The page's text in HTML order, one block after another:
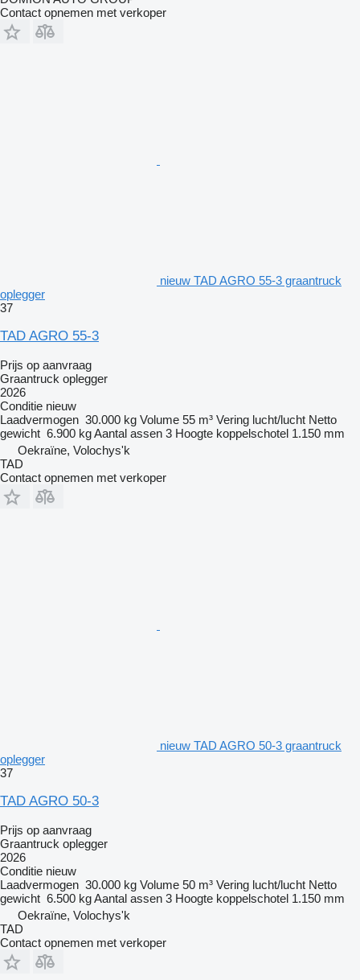
Contact opnemen met verkoper
nieuw TAD AGRO 55-3 graantruck
oplegger
37
TAD AGRO 55-3
Prijs op aanvraag
Graantruck oplegger
2026
Conditie nieuw
Laadvermogen 30.000 kg Volume 55 m³ Vering lucht/lucht Netto
gewicht 6.900 kgAantal assen 3 Hoogte koppelschotel 1.150 mm
Oekraïne, Volochys'k
TAD
Contact opnemen met verkoper
nieuw TAD AGRO 50-3 graantruck
oplegger
37
TAD AGRO 50-3
Prijs op aanvraag
Graantruck oplegger
2026
Conditie nieuw
Laadvermogen 30.000 kg Volume 50 m³ Vering lucht/lucht Netto
gewicht 6.500 kgAantal assen 3 Hoogte koppelschotel 1.150 mm
Oekraïne, Volochys'k
TAD
Contact opnemen met verkoper